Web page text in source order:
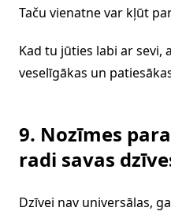
Taču vienatne var kļūt
Kad tu jūties labi ar
veselīgākas un
9. Nozīmes
radi savas
Dzīvei nav universālas,